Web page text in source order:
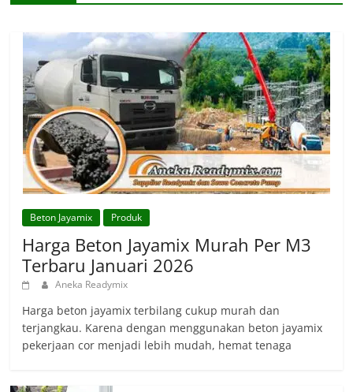
Beton Jayamix Produk
Harga Beton Jayamix Murah Per M3
Terbaru Januari 2026
Aneka Readymix
Harga beton jayamix terbilang cukup murah dan
terjangkau. Karena dengan menggunakan beton jayamix
pekerjaan cor menjadi lebih mudah, hemat tenaga